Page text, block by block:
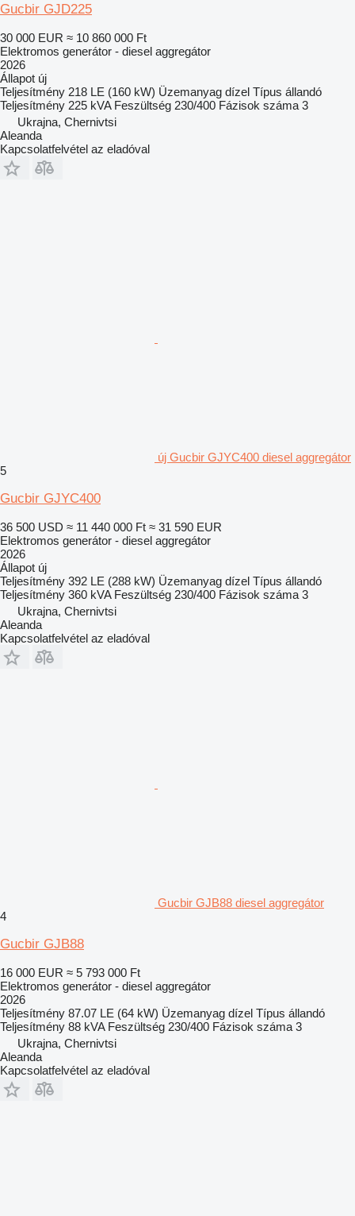
Gucbir GJD225
30 000 EUR ≈ 10 860 000 Ft
Elektromos generátor - diesel aggregátor
2026
Állapot új
Teljesítmény 218 LE (160 kW) Üzemanyag dízel Típus állandó
Teljesítmény 225 kVA Feszültség 230/400 Fázisok száma 3
Ukrajna, Chernivtsi
Aleanda
Kapcsolatfelvétel az eladóval
új Gucbir GJYC400 diesel aggregátor
5
Gucbir GJYC400
36 500 USD ≈ 11 440 000 Ft ≈ 31 590 EUR
Elektromos generátor - diesel aggregátor
2026
Állapot új
Teljesítmény 392 LE (288 kW) Üzemanyag dízel Típus állandó
Teljesítmény 360 kVA Feszültség 230/400 Fázisok száma 3
Ukrajna, Chernivtsi
Aleanda
Kapcsolatfelvétel az eladóval
Gucbir GJB88 diesel aggregátor
4
Gucbir GJB88
16 000 EUR ≈ 5 793 000 Ft
Elektromos generátor - diesel aggregátor
2026
Teljesítmény 87.07 LE (64 kW) Üzemanyag dízel Típus állandó
Teljesítmény 88 kVA Feszültség 230/400 Fázisok száma 3
Ukrajna, Chernivtsi
Aleanda
Kapcsolatfelvétel az eladóval